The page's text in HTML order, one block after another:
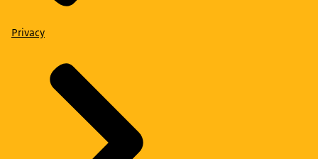
Privacy